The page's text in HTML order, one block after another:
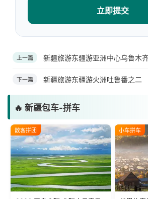
立即提交
上一篇 新疆旅游东疆游亚洲中心乌鲁木
下一篇 新疆旅游东疆游火洲吐鲁番之二
🔥 新疆包车-拼车
散客拼团 小车拼车